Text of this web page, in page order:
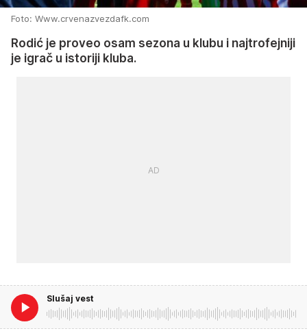
Foto: Www.crvenazvezdafk.com
Rodić je proveo osam sezona u klubu i najtrofejniji
je igrač u istoriji kluba.
Slušaj vest